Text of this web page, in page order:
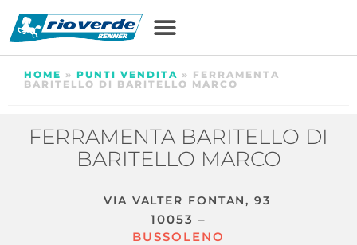
HOME » PUNTI VENDITA » FERRAMENTA
BARITELLO DI BARITELLO MARCO
FERRAMENTA BARITELLO DI
BARITELLO MARCO
VIA VALTER FONTAN, 93
10053 –
BUSSOLENO